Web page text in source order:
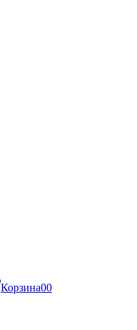
Корзина00